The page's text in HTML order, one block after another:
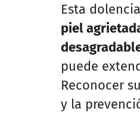
Esta
piel
puede
Reconocer
y la